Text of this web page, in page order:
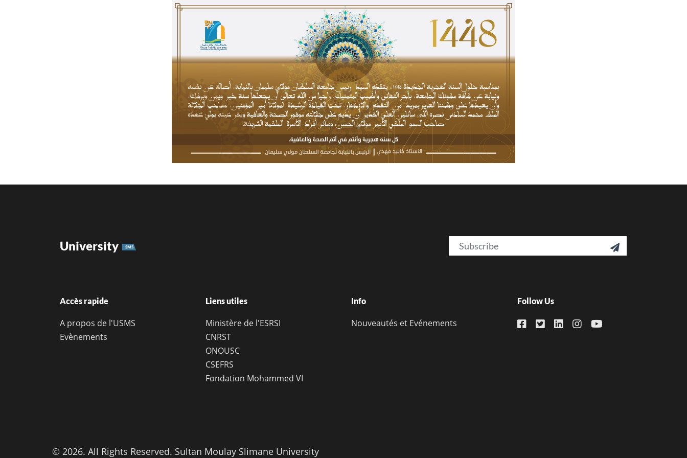
University SMS Email 
Accès rapide
A propos de l'USMS
Evènements
Liens utiles
Ministère de l'ESRSI
CNRST
ONOUSC
CSEFRS
Fondation Mohammed VI
Info
Nouveautés et Evénements
Follow Us
© 2026. All Rights Reserved. Sultan Moulay Slimane University